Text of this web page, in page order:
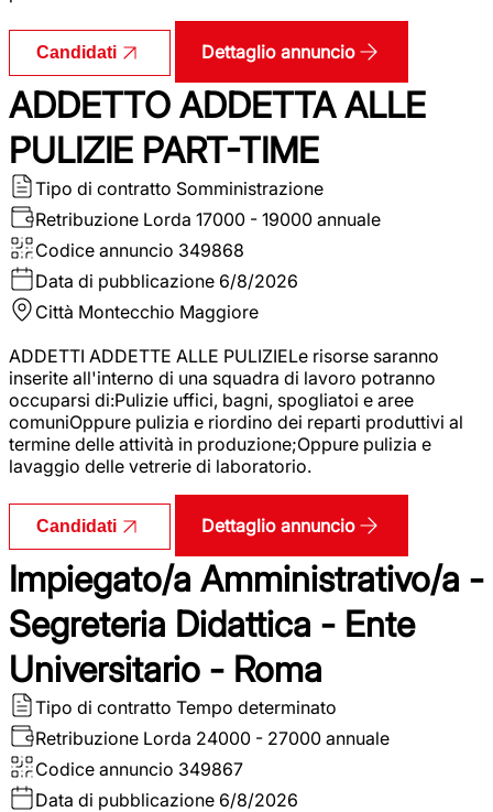
Candidati Dettaglio annuncio
ADDETTO ADDETTA ALLE
PULIZIE PART-TIME
Tipo di contratto Somministrazione
Retribuzione Lorda 17000 - 19000 annuale
Codice annuncio 349868
Data di pubblicazione 6/8/2026
Città Montecchio Maggiore
ADDETTI ADDETTE ALLE PULIZIELe risorse saranno
inserite all'interno di una squadra di lavoro potranno
occuparsi di:Pulizie uffici, bagni, spogliatoi e aree
comuniOppure pulizia e riordino dei reparti produttivi al
termine delle attività in produzione;Oppure pulizia e
lavaggio delle vetrerie di laboratorio.
Candidati Dettaglio annuncio
Impiegato/a Amministrativo/a -
Segreteria Didattica - Ente
Universitario - Roma
Tipo di contratto Tempo determinato
Retribuzione Lorda 24000 - 27000 annuale
Codice annuncio 349867
Data di pubblicazione 6/8/2026